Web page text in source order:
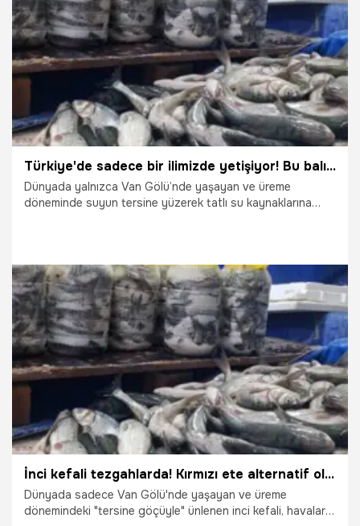
11.11.2025 Erciş
Türkiye'de sadece bir ilimizde yetişiyor! Bu balığın fiyatı çok uygun, tavuk ve kırmızı et yerine tercih ediliyor
Dünyada yalnızca Van Gölü’nde yaşayan ve üreme
döneminde suyun tersine yüzerek tatlı su kaynaklarına
18.10.2025 Van
İnci kefali tezgahlarda! Kırmızı ete alternatif oldu: Kilogram fiyatı 120 TL
Dünyada sadece Van Gölü'nde yaşayan ve üreme
dönemindeki "tersine göçüyle" ünlenen inci kefali, havaların